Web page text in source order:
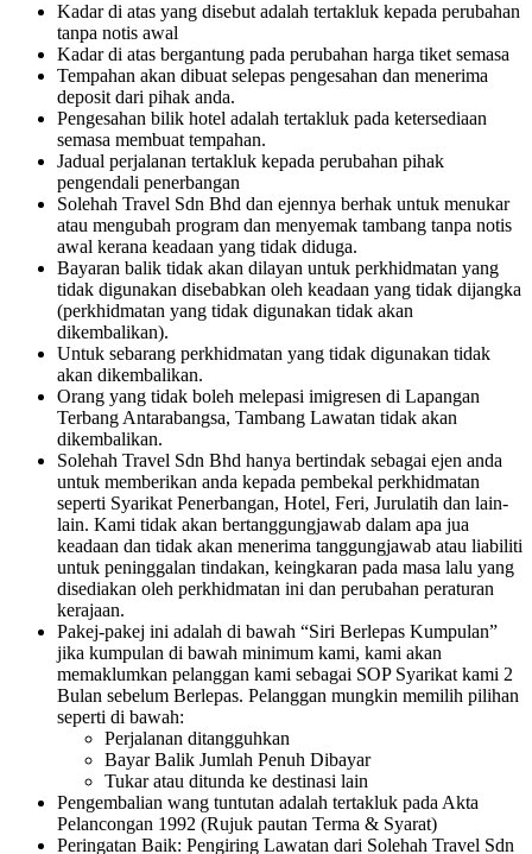
Kadar di atas yang disebut adalah tertakluk kepada perubahan
tanpa notis awal
Kadar di atas bergantung pada perubahan harga tiket semasa
Tempahan akan dibuat selepas pengesahan dan menerima
deposit dari pihak anda.
Pengesahan bilik hotel adalah tertakluk pada ketersediaan
semasa membuat tempahan.
Jadual perjalanan tertakluk kepada perubahan pihak
pengendali penerbangan
Solehah Travel Sdn Bhd dan ejennya berhak untuk menukar
atau mengubah program dan menyemak tambang tanpa notis
awal kerana keadaan yang tidak diduga.
Bayaran balik tidak akan dilayan untuk perkhidmatan yang
tidak digunakan disebabkan oleh keadaan yang tidak dijangka
(perkhidmatan yang tidak digunakan tidak akan
dikembalikan).
Untuk sebarang perkhidmatan yang tidak digunakan tidak
akan dikembalikan.
Orang yang tidak boleh melepasi imigresen di Lapangan
Terbang Antarabangsa, Tambang Lawatan tidak akan
dikembalikan.
Solehah Travel Sdn Bhd hanya bertindak sebagai ejen anda
untuk memberikan anda kepada pembekal perkhidmatan
seperti Syarikat Penerbangan, Hotel, Feri, Jurulatih dan lain-
lain. Kami tidak akan bertanggungjawab dalam apa jua
keadaan dan tidak akan menerima tanggungjawab atau liabiliti
untuk peninggalan tindakan, keingkaran pada masa lalu yang
disediakan oleh perkhidmatan ini dan perubahan peraturan
kerajaan.
Pakej-pakej ini adalah di bawah “Siri Berlepas Kumpulan”
jika kumpulan di bawah minimum kami, kami akan
memaklumkan pelanggan kami sebagai SOP Syarikat kami 2
Bulan sebelum Berlepas. Pelanggan mungkin memilih pilihan
seperti di bawah:
Perjalanan ditangguhkan
Bayar Balik Jumlah Penuh Dibayar
Tukar atau ditunda ke destinasi lain
Pengembalian wang tuntutan adalah tertakluk pada Akta
Pelancongan 1992 (Rujuk pautan Terma & Syarat)
Peringatan Baik: Pengiring Lawatan dari Solehah Travel Sdn